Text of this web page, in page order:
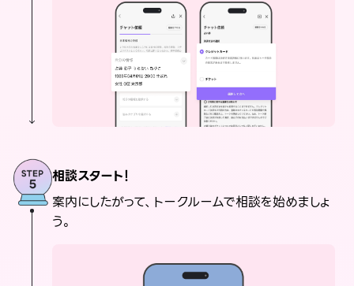
相談スタート！
案内にしたがって、トークルームで相談を始めましょ
う。